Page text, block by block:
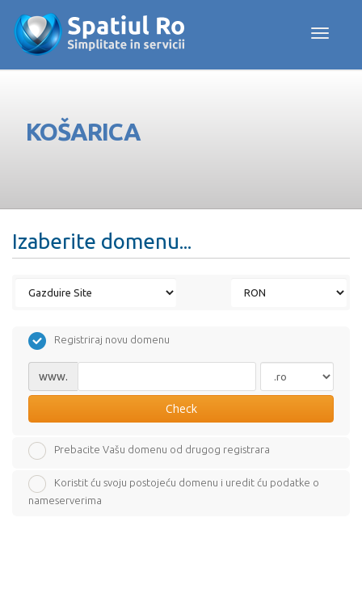
Toggle
KOŠARICA
Izaberite domenu...
Registriraj novu domenu
www.
Check
Prebacite Vašu domenu od drugog registrara
Koristit ću svoju postojeću domenu i uredit ću podatke o
nameserverima